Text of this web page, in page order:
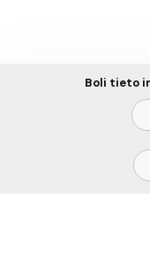
Boli tieto